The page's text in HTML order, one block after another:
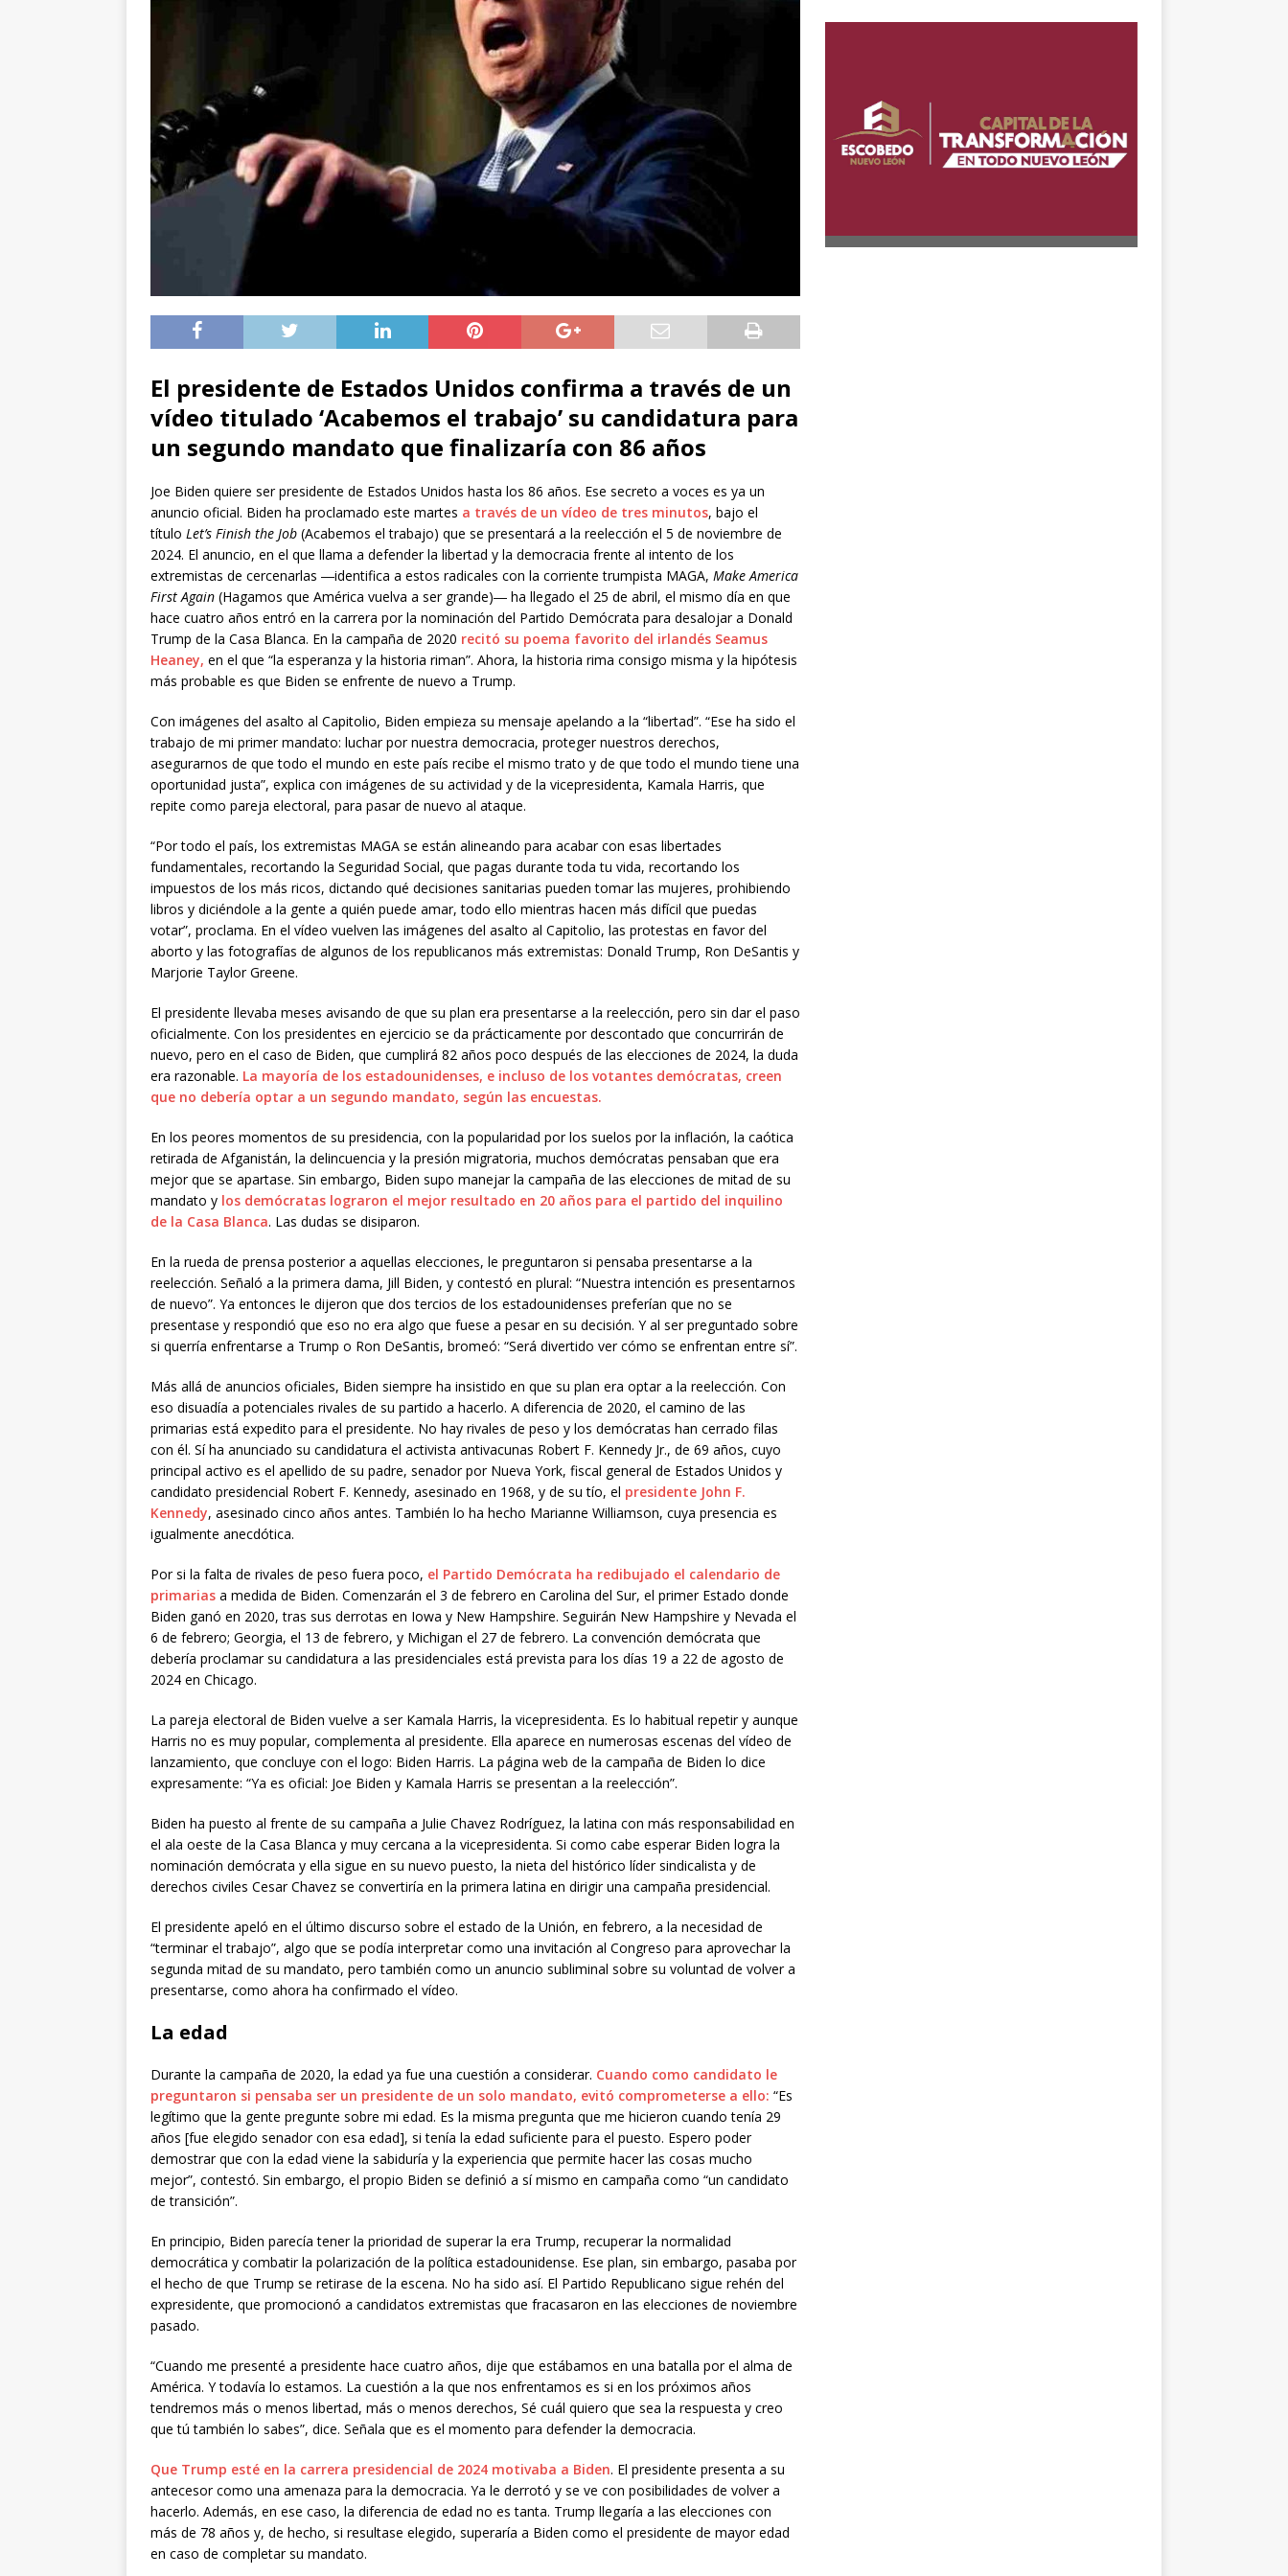
El presidente de Estados Unidos confirma a través de un
vídeo titulado ‘Acabemos el trabajo’ su candidatura para
un segundo mandato que finalizaría con 86 años
Joe Biden quiere ser presidente de Estados Unidos hasta los 86 años. Ese secreto a voces es ya un
anuncio oficial. Biden ha proclamado este martes a través de un vídeo de tres minutos, bajo el
título Let’s Finish the Job (Acabemos el trabajo) que se presentará a la reelección el 5 de noviembre de
2024. El anuncio, en el que llama a defender la libertad y la democracia frente al intento de los
extremistas de cercenarlas ―identifica a estos radicales con la corriente trumpista MAGA, Make America
First Again (Hagamos que América vuelva a ser grande)― ha llegado el 25 de abril, el mismo día en que
hace cuatro años entró en la carrera por la nominación del Partido Demócrata para desalojar a Donald
Trump de la Casa Blanca. En la campaña de 2020 recitó su poema favorito del irlandés Seamus
Heaney, en el que “la esperanza y la historia riman”. Ahora, la historia rima consigo misma y la hipótesis
más probable es que Biden se enfrente de nuevo a Trump.
Con imágenes del asalto al Capitolio, Biden empieza su mensaje apelando a la “libertad”. “Ese ha sido el
trabajo de mi primer mandato: luchar por nuestra democracia, proteger nuestros derechos,
asegurarnos de que todo el mundo en este país recibe el mismo trato y de que todo el mundo tiene una
oportunidad justa”, explica con imágenes de su actividad y de la vicepresidenta, Kamala Harris, que
repite como pareja electoral, para pasar de nuevo al ataque.
“Por todo el país, los extremistas MAGA se están alineando para acabar con esas libertades
fundamentales, recortando la Seguridad Social, que pagas durante toda tu vida, recortando los
impuestos de los más ricos, dictando qué decisiones sanitarias pueden tomar las mujeres, prohibiendo
libros y diciéndole a la gente a quién puede amar, todo ello mientras hacen más difícil que puedas
votar”, proclama. En el vídeo vuelven las imágenes del asalto al Capitolio, las protestas en favor del
aborto y las fotografías de algunos de los republicanos más extremistas: Donald Trump, Ron DeSantis y
Marjorie Taylor Greene.
El presidente llevaba meses avisando de que su plan era presentarse a la reelección, pero sin dar el paso
oficialmente. Con los presidentes en ejercicio se da prácticamente por descontado que concurrirán de
nuevo, pero en el caso de Biden, que cumplirá 82 años poco después de las elecciones de 2024, la duda
era razonable. La mayoría de los estadounidenses, e incluso de los votantes demócratas, creen
que no debería optar a un segundo mandato, según las encuestas.
En los peores momentos de su presidencia, con la popularidad por los suelos por la inflación, la caótica
retirada de Afganistán, la delincuencia y la presión migratoria, muchos demócratas pensaban que era
mejor que se apartase. Sin embargo, Biden supo manejar la campaña de las elecciones de mitad de su
mandato y los demócratas lograron el mejor resultado en 20 años para el partido del inquilino
de la Casa Blanca. Las dudas se disiparon.
En la rueda de prensa posterior a aquellas elecciones, le preguntaron si pensaba presentarse a la
reelección. Señaló a la primera dama, Jill Biden, y contestó en plural: “Nuestra intención es presentarnos
de nuevo”. Ya entonces le dijeron que dos tercios de los estadounidenses preferían que no se
presentase y respondió que eso no era algo que fuese a pesar en su decisión. Y al ser preguntado sobre
si querría enfrentarse a Trump o Ron DeSantis, bromeó: “Será divertido ver cómo se enfrentan entre sí”.
Más allá de anuncios oficiales, Biden siempre ha insistido en que su plan era optar a la reelección. Con
eso disuadía a potenciales rivales de su partido a hacerlo. A diferencia de 2020, el camino de las
primarias está expedito para el presidente. No hay rivales de peso y los demócratas han cerrado filas
con él. Sí ha anunciado su candidatura el activista antivacunas Robert F. Kennedy Jr., de 69 años, cuyo
principal activo es el apellido de su padre, senador por Nueva York, fiscal general de Estados Unidos y
candidato presidencial Robert F. Kennedy, asesinado en 1968, y de su tío, el presidente John F.
Kennedy, asesinado cinco años antes. También lo ha hecho Marianne Williamson, cuya presencia es
igualmente anecdótica.
Por si la falta de rivales de peso fuera poco, el Partido Demócrata ha redibujado el calendario de
primarias a medida de Biden. Comenzarán el 3 de febrero en Carolina del Sur, el primer Estado donde
Biden ganó en 2020, tras sus derrotas en Iowa y New Hampshire. Seguirán New Hampshire y Nevada el
6 de febrero; Georgia, el 13 de febrero, y Michigan el 27 de febrero. La convención demócrata que
debería proclamar su candidatura a las presidenciales está prevista para los días 19 a 22 de agosto de
2024 en Chicago.
La pareja electoral de Biden vuelve a ser Kamala Harris, la vicepresidenta. Es lo habitual repetir y aunque
Harris no es muy popular, complementa al presidente. Ella aparece en numerosas escenas del vídeo de
lanzamiento, que concluye con el logo: Biden Harris. La página web de la campaña de Biden lo dice
expresamente: “Ya es oficial: Joe Biden y Kamala Harris se presentan a la reelección”.
Biden ha puesto al frente de su campaña a Julie Chavez Rodríguez, la latina con más responsabilidad en
el ala oeste de la Casa Blanca y muy cercana a la vicepresidenta. Si como cabe esperar Biden logra la
nominación demócrata y ella sigue en su nuevo puesto, la nieta del histórico líder sindicalista y de
derechos civiles Cesar Chavez se convertiría en la primera latina en dirigir una campaña presidencial.
El presidente apeló en el último discurso sobre el estado de la Unión, en febrero, a la necesidad de
“terminar el trabajo”, algo que se podía interpretar como una invitación al Congreso para aprovechar la
segunda mitad de su mandato, pero también como un anuncio subliminal sobre su voluntad de volver a
presentarse, como ahora ha confirmado el vídeo.
La edad
Durante la campaña de 2020, la edad ya fue una cuestión a considerar. Cuando como candidato le
preguntaron si pensaba ser un presidente de un solo mandato, evitó comprometerse a ello: “Es
legítimo que la gente pregunte sobre mi edad. Es la misma pregunta que me hicieron cuando tenía 29
años [fue elegido senador con esa edad], si tenía la edad suficiente para el puesto. Espero poder
demostrar que con la edad viene la sabiduría y la experiencia que permite hacer las cosas mucho
mejor”, contestó. Sin embargo, el propio Biden se definió a sí mismo en campaña como “un candidato
de transición”.
En principio, Biden parecía tener la prioridad de superar la era Trump, recuperar la normalidad
democrática y combatir la polarización de la política estadounidense. Ese plan, sin embargo, pasaba por
el hecho de que Trump se retirase de la escena. No ha sido así. El Partido Republicano sigue rehén del
expresidente, que promocionó a candidatos extremistas que fracasaron en las elecciones de noviembre
pasado.
“Cuando me presenté a presidente hace cuatro años, dije que estábamos en una batalla por el alma de
América. Y todavía lo estamos. La cuestión a la que nos enfrentamos es si en los próximos años
tendremos más o menos libertad, más o menos derechos, Sé cuál quiero que sea la respuesta y creo
que tú también lo sabes”, dice. Señala que es el momento para defender la democracia.
Que Trump esté en la carrera presidencial de 2024 motivaba a Biden. El presidente presenta a su
antecesor como una amenaza para la democracia. Ya le derrotó y se ve con posibilidades de volver a
hacerlo. Además, en ese caso, la diferencia de edad no es tanta. Trump llegaría a las elecciones con
más de 78 años y, de hecho, si resultase elegido, superaría a Biden como el presidente de mayor edad
en caso de completar su mandato.